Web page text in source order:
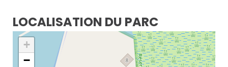
LOCALISATION DU PARC
+
−